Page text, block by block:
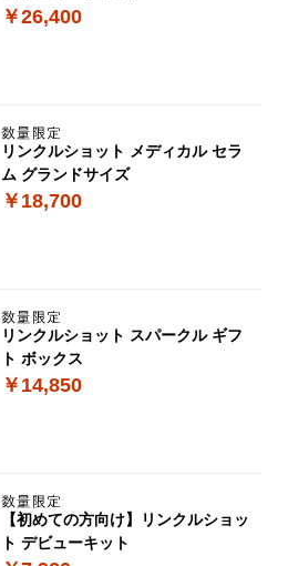
￥26,400
リンクルショット メディカル セラ
ム グランドサイズ
￥18,700
リンクルショット スパークル ギフ
ト ボックス
￥14,850
【初めての方向け】リンクルショッ
ト デビューキット